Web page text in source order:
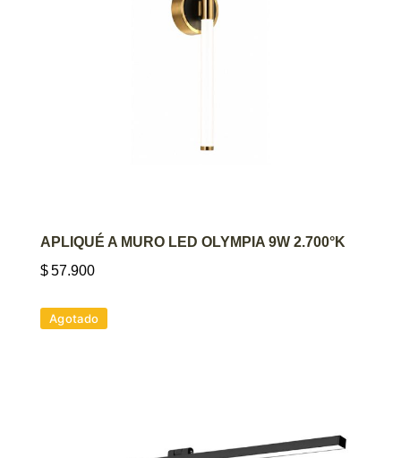
AGREGAR AL CARRITO
APLIQUÉ A MURO LED OLYMPIA 9W 2.700°K
$57.900
Agotado